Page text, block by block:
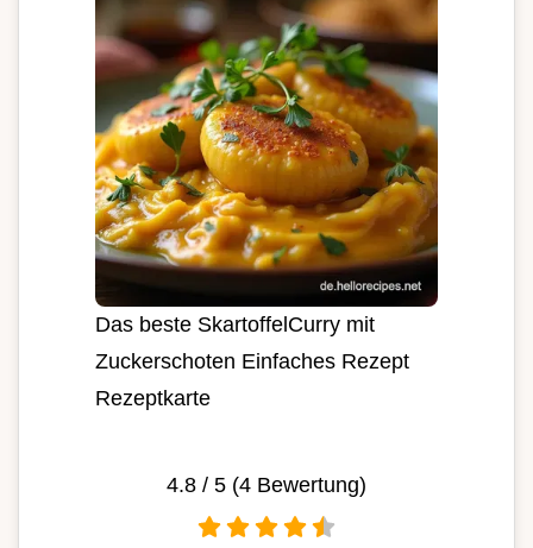
Das beste SkartoffelCurry mit
Zuckerschoten Einfaches Rezept
Rezeptkarte
4.8 / 5 (4 Bewertung)